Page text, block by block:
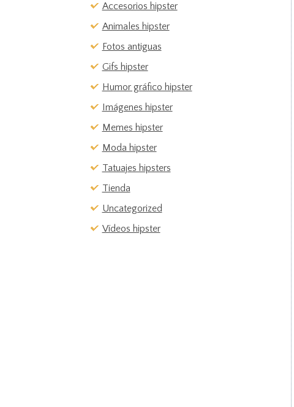
Accesorios hipster
Animales hipster
Fotos antiguas
Gifs hipster
Humor gráfico hipster
Imágenes hipster
Memes hipster
Moda hipster
Tatuajes hipsters
Tienda
Uncategorized
Vídeos hipster